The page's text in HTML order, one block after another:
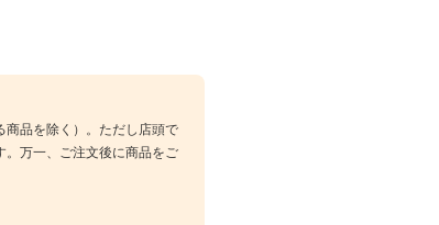
品を除く）。ただし店頭で
。万一、ご注文後に商品をご